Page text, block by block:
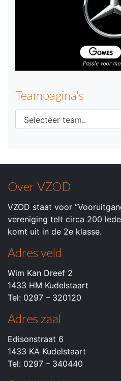
Teampagina's
Over VZOD
VZOD staat voor
vereniging telt circa 200
komt uit in de 2e klasse.
Adres veld
Wim Kan Dreef 2
1433 HM Kudelstaart
Tel: 0297 – 320120
Adres zaal
Edisonstraat 6
1433 KA Kudelstaart
Tel: 0297 – 340440